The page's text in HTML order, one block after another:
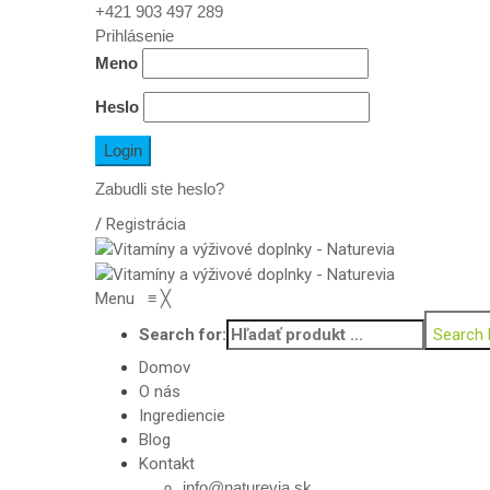
+421 903 497 289
Prihlásenie
Meno
Heslo
Zabudli ste heslo?
/ Registrácia
Menu ≡ ╳
Search for:
Search
Domov
O nás
Ingrediencie
Blog
Kontakt